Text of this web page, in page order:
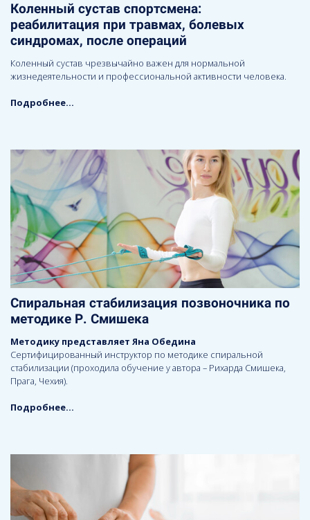
Коленный сустав спортсмена:
реабилитация при травмах, болевых
синдромах, после операций
Коленный сустав чрезвычайно важен для нормальной
жизнедеятельности и профессиональной активности человека.
Подробнее...
Спиральная стабилизация позвоночника по
методике Р. Смишека
Методику представляет Яна Обедина
Сертифицированный инструктор по методике спиральной
стабилизации (проходила обучение у автора – Рихарда Смишека,
Прага, Чехия).
Подробнее...